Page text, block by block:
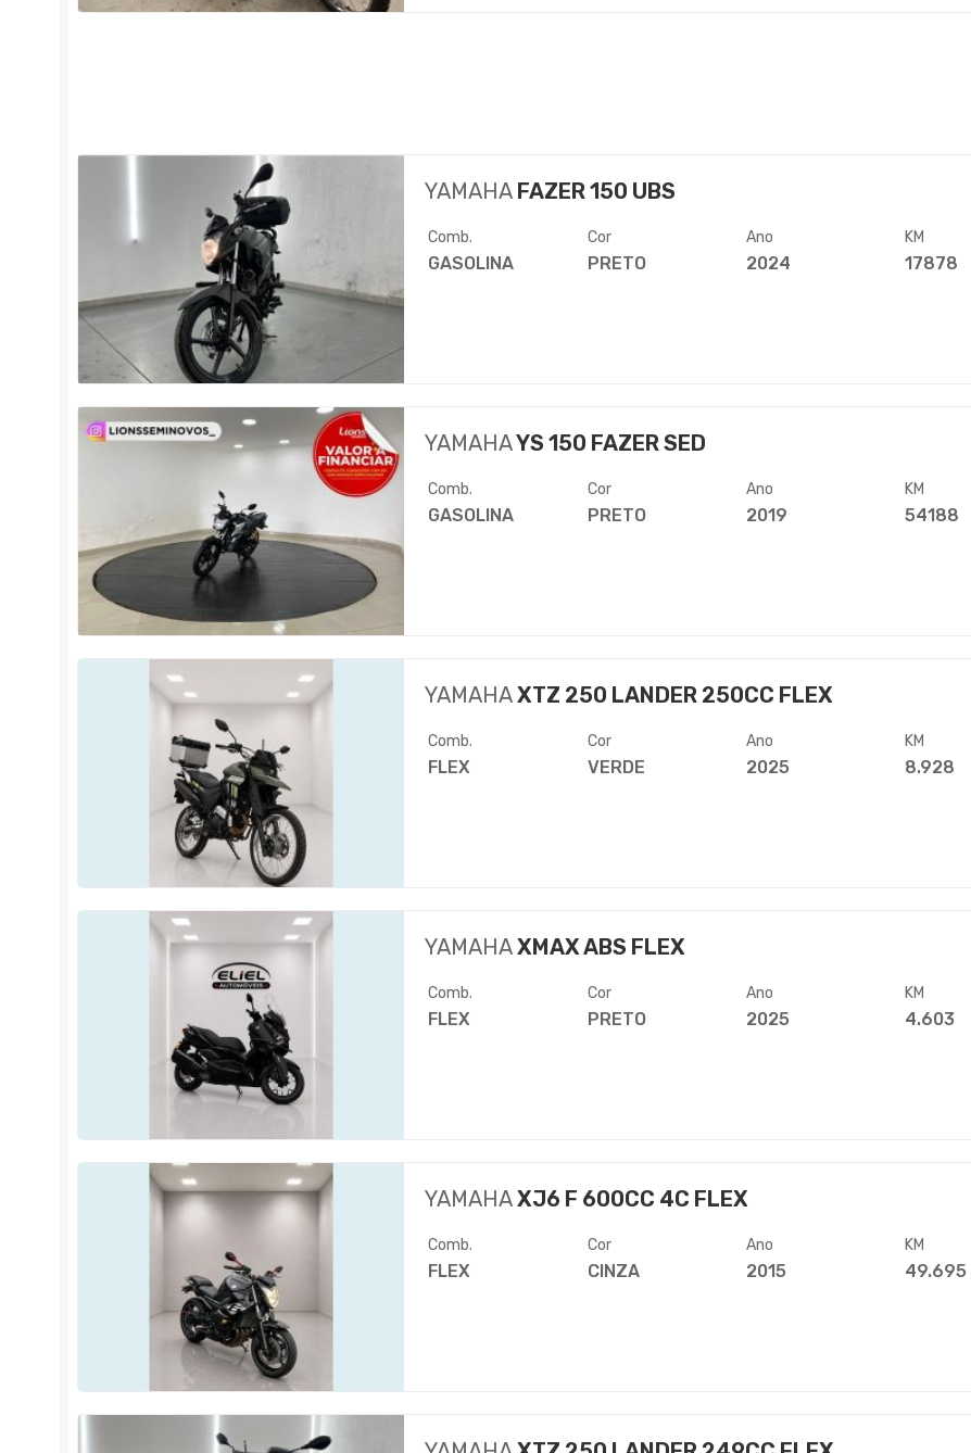
YAMAHAFAZER 150 UBS
Comb.
GASOLINA
Cor
PRETO
Ano
2024
KM
17878
YAMAHAYS 150 FAZER SED
Comb.
GASOLINA
Cor
PRETO
Ano
2019
KM
54188
YAMAHAXTZ 250 LANDER 250CC FLEX
Comb.
FLEX
Cor
VERDE
Ano
2025
KM
8.928
YAMAHAXMAX ABS FLEX
Comb.
FLEX
Cor
PRETO
Ano
2025
KM
4.603
YAMAHAXJ6 F 600CC 4C FLEX
Comb.
FLEX
Cor
CINZA
Ano
2015
KM
49.695